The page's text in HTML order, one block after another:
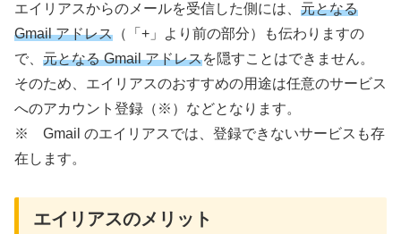
エイリアスからのメールを受信した側には、 元となる
Gmail アドレス （「+」より前の部分）も伝わりますの
で、 元となる Gmail アドレスを隠すことはできません。
そのため、エイリアスのおすすめの用途は任意のサービス
へのアカウント登録（※）などとなります。
※ Gmail のエイリアスでは、登録できないサービスも存
在します。
エイリアスのメリット